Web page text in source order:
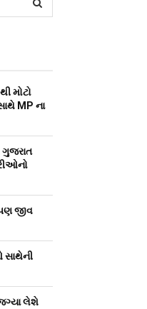
મોટો
MP ના
ગુજરાત
જીવ
સાથેની
જગ્યા લેશે